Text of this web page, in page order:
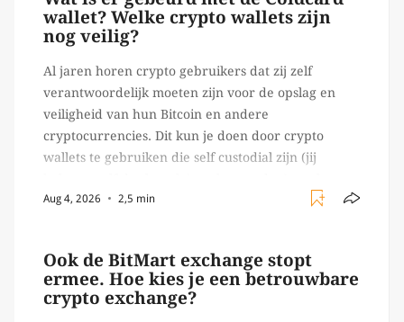
wallet? Welke crypto wallets zijn
nog veilig?
Al jaren horen crypto gebruikers dat zij zelf
verantwoordelijk moeten zijn voor de opslag en
veiligheid van hun Bitcoin en andere
cryptocurrencies. Dit kun je doen door crypto
wallets te gebruiken die self custodial zijn (jij
Ledger of Trezor bijvoorbeeld. Echter, op 29 juli
Aug 4, 2026 2,5 min
Ook de BitMart exchange stopt
ermee. Hoe kies je een betrouwbare
crypto exchange?